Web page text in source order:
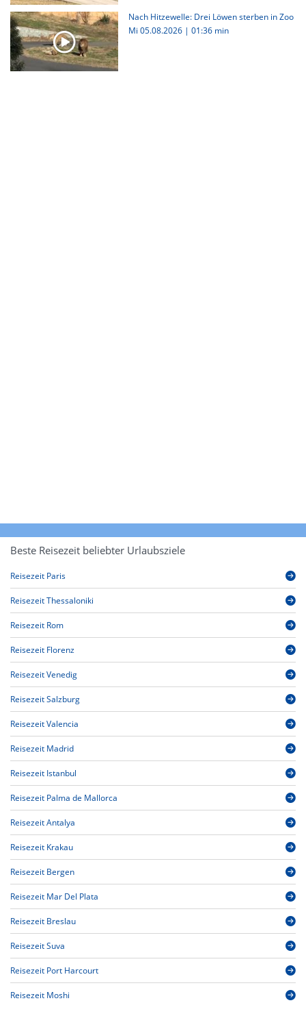
Nach Hitzewelle: Drei Löwen sterben in Zoo
Mi 05.08.2026 | 01:36 min
Beste Reisezeit beliebter Urlaubsziele
Reisezeit Paris
Reisezeit Thessaloniki
Reisezeit Rom
Reisezeit Florenz
Reisezeit Venedig
Reisezeit Salzburg
Reisezeit Valencia
Reisezeit Madrid
Reisezeit Istanbul
Reisezeit Palma de Mallorca
Reisezeit Antalya
Reisezeit Krakau
Reisezeit Bergen
Reisezeit Mar Del Plata
Reisezeit Breslau
Reisezeit Suva
Reisezeit Port Harcourt
Reisezeit Moshi